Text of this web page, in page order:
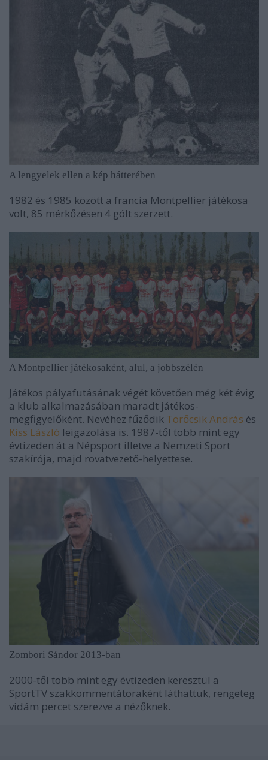
A lengyelek ellen a kép hátterében
1982 és 1985 között a francia Montpellier játékosa
volt, 85 mérkőzésen 4 gólt szerzett.
A Montpellier játékosaként, alul, a jobbszélén
Játékos pályafutásának végét követően még két évig
a klub alkalmazásában maradt játékos-
megfigyelőként. Nevéhez fűződik Törőcsik András és
Kiss László leigazolása is. 1987-től több mint egy
évtizeden át a Népsport illetve a Nemzeti Sport
szakírója, majd rovatvezető-helyettese.
Zombori Sándor 2013-ban
2000-től több mint egy évtizeden keresztül a
SportTV szakkommentátoraként láthattuk, rengeteg
vidám percet szerezve a nézőknek.